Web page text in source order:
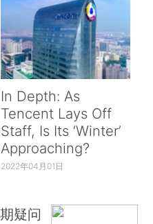
In Depth: As
Tencent Lays Off
Staff, Is Its ‘Winter’
Approaching?
2022年04月01日
疑问